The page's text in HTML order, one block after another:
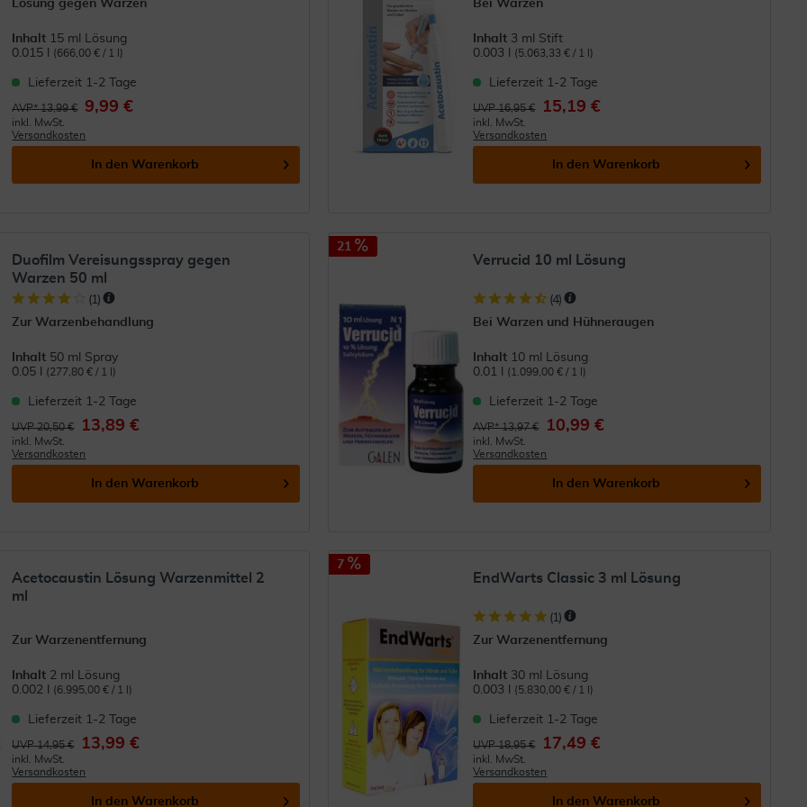
Lösung gegen Warzen
Inhalt 15 ml Lösung
0.015 l
(666,00 € / 1 l)
Lieferzeit 1-2 Tage
AVP* 13,99 € 9,99 €
inkl. MwSt.
Versandkosten
In den Warenkorb
Bei Warzen
Inhalt 3 ml Stift
0.003 l
(5.063,33 € / 1 l)
Lieferzeit 1-2 Tage
UVP 16,95 € 15,19 €
inkl. MwSt.
Versandkosten
In den Warenkorb
Duofilm Vereisungsspray gegen
Warzen 50 ml
(1 )
Zur Warzenbehandlung
Inhalt 50 ml Spray
0.05 l
(277,80 € / 1 l)
Lieferzeit 1-2 Tage
UVP 20,50 € 13,89 €
inkl. MwSt.
Versandkosten
In den Warenkorb
21
Verrucid 10 ml Lösung
(4)
Bei Warzen und Hühneraugen
Inhalt 10 ml Lösung
0.01 l
(1.099,00 € / 1 l)
Lieferzeit 1-2 Tage
AVP* 13,97 € 10,99 €
inkl. MwSt.
Versandkosten
In den Warenkorb
Acetocaustin Lösung Warzenmittel 2
ml
Zur Warzenentfernung
Inhalt 2 ml Lösung
0.002 l
(6.995,00 € / 1 l)
Lieferzeit 1-2 Tage
UVP 14,95 € 13,99 €
inkl. MwSt.
Versandkosten
In den Warenkorb
7
EndWarts Classic 3 ml Lösung
(1)
Zur Warzenentfernung
Inhalt 30 ml Lösung
0.003 l
(5.830,00 € / 1 l)
Lieferzeit 1-2 Tage
UVP 18,95 € 17,49 €
inkl. MwSt.
Versandkosten
In den Warenkorb